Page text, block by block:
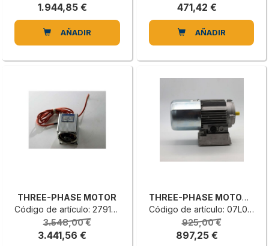
1.944,85 €
AÑADIR
471,42 €
AÑADIR
THREE-PHASE MOTOR
Código de artículo: 2791412020A
3.548,00 €
3.441,56 €
THREE-PHASE MOTOR S6/40%
Código de artículo: 07L0667441H
925,00 €
897,25 €